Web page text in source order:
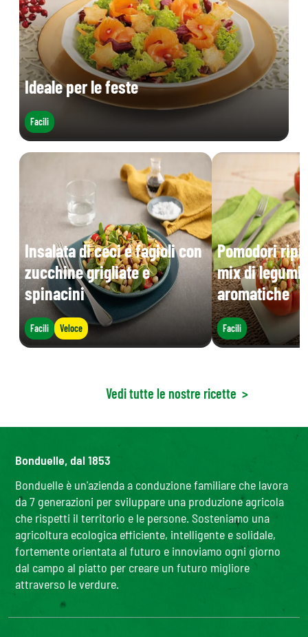
Ideale per le feste
Facili
Insalata di ceci e fagioli con
zucchine grigliate e
spinacini
Facili Veloce
Pomodori
mix di legumi
aromatiche
Facili
Vedi tutte le nostre ricette >
Bonduelle, dal 1853
Bonduelle è un'azienda a conduzione familiare che lavora
da 7 generazioni per sviluppare una produzione agricola
che rispetti il territorio e le persone. Sosteniamo una
agricoltura ecologica efficiente, intelligente e solidale,
fortemente orientata al futuro e innoviamo ogni giorno
dal campo al piatto per creare un futuro migliore
attraverso le verdure.